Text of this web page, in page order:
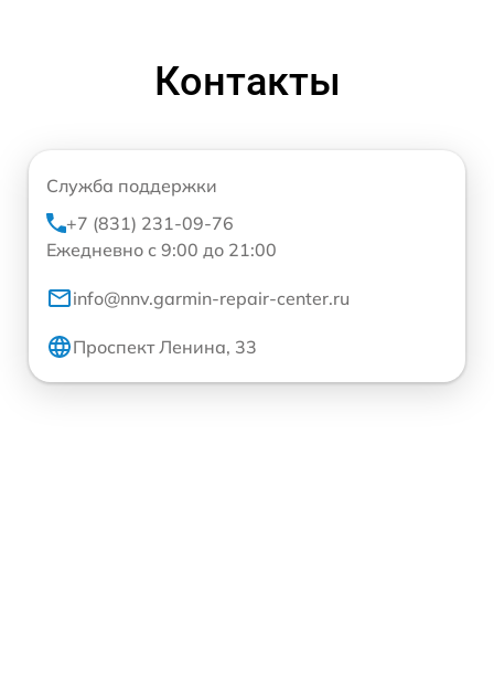
Контакты
Служба поддержки
+7 (831) 231-09-76
Ежедневно с 9:00 до 21:00
info@nnv.garmin-repair-center.ru
Проспект Ленина, 33